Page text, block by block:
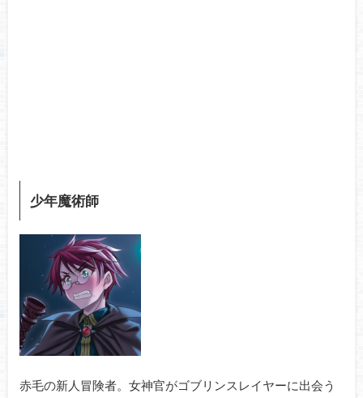
少年魔術師
赤毛の新人冒険者。女神官がゴブリンスレイヤーに出会う